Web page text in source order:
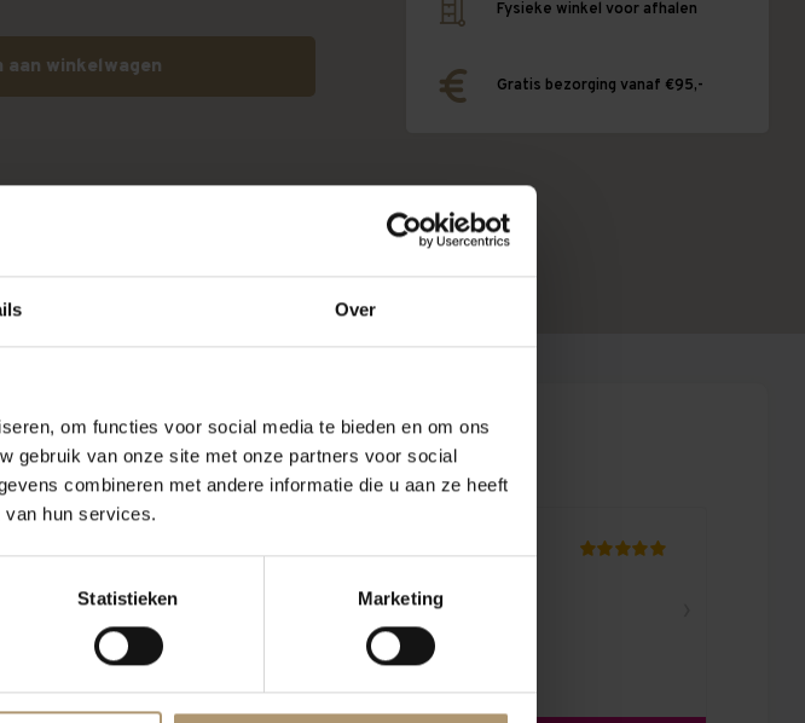
Over
om functies voor social media te bieden en om ons
gebruik van onze site met onze partners voor social
combineren met andere informatie die u aan ze heeft
hun services.
Statistieken Marketing
aan winkelwagen
Fysieke winkel voor afhalen
Gratis bezorging vanaf €95,-
Klantbeoordelingen